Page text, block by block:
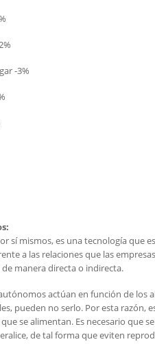
-3%
sí mismos, es una tecnología que
a las relaciones que las
manera directa o indirecta.
actúan en función de
pueden no serlo. Por esta razón,
se alimentan. Es necesario que
de tal forma que eviten